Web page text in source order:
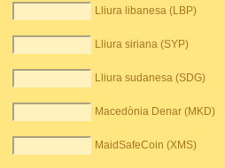
Lliura libanesa (LBP)
Lliura siriana (SYP)
Lliura sudanesa (SDG)
Macedònia Denar (MKD)
MaidSafeCoin (XMS)